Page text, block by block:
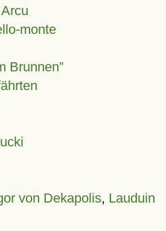
monte
Brunnen
von Dekapolis, Lauduin